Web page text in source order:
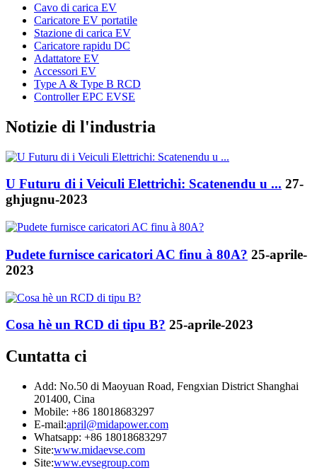
Cavo di carica EV
Caricatore EV portatile
Stazione di carica EV
Caricatore rapidu DC
Adattatore EV
Accessori EV
Type A & Type B RCD
Controller EPC EVSE
Notizie di l'industria
U Futuru di i Veiculi Elettrichi: Scatenendu u ... 27-
ghjugnu-2023
Pudete furnisce caricatori AC finu à 80A? 25-aprile-
2023
Cosa hè un RCD di tipu B? 25-aprile-2023
Cuntatta ci
Add: No.50 di Maoyuan Road, Fengxian District Shanghai
201400, Cina
Mobile: +86 18018683297
E-mail:april@midapower.com
Whatsapp: +86 18018683297
Site:www.midaevse.com
Site:www.evsegroup.com